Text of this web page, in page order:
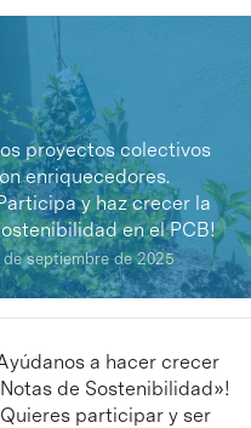
proyectos colectivos
enriquecedores.
y haz crecer la
en el PCB!
de septiembre de 2025
a hacer crecer
de Sostenibilidad»!
participar y ser